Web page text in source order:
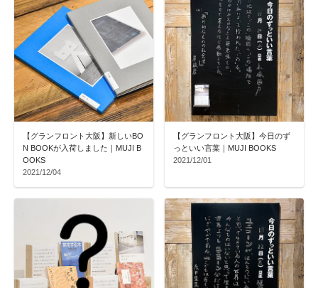
【グランフロント大阪】新しいBO
N BOOKが入荷しました｜MUJI B
OOKS
2021/12/04
【グランフロント大阪】今日のず
っといい言葉｜MUJI BOOKS
2021/12/01